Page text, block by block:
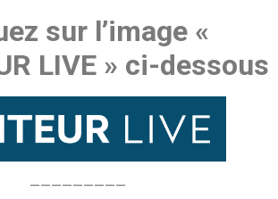
sur l’image «
LIVE » ci-dessous
—————————